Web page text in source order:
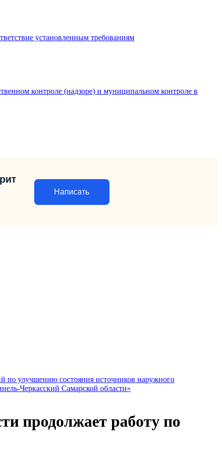
установленным требованиям
контроле (надзоре) и муниципальном контроле в
Написать
улучшению состояния источников наружного
Черкасский Самарской области»
продолжает работу по